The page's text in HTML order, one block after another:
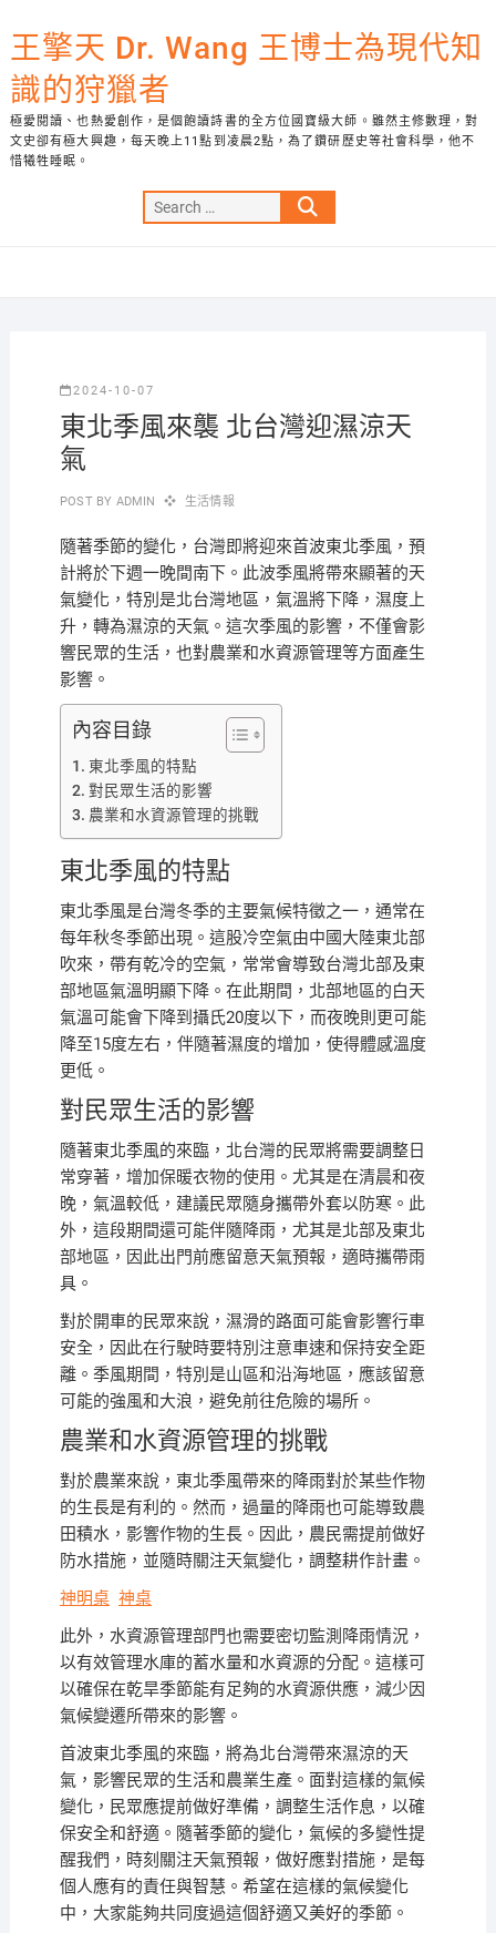
to
content
王擎天 Dr. Wang 王博士為現代知
識的狩獵者
極愛閱讀、也熱愛創作，是個飽讀詩書的全方位國寶級大師。雖然主修數理，對
文史卻有極大興趣，每天晚上11點到凌晨2點，為了鑽研歷史等社會科學，他不
惜犧牲睡眠。
Search
…
2024-10-07
東北季風來襲 北台灣迎濕涼天
氣
POST BY ADMIN 生活情報
隨著季節的變化，台灣即將迎來首波東北季風，預
計將於下週一晚間南下。此波季風將帶來顯著的天
氣變化，特別是北台灣地區，氣溫將下降，濕度上
升，轉為濕涼的天氣。這次季風的影響，不僅會影
響民眾的生活，也對農業和水資源管理等方面產生
影響。
內容目錄
東北季風的特點
對民眾生活的影響
農業和水資源管理的挑戰
東北季風的特點
東北季風是台灣冬季的主要氣候特徵之一，通常在
每年秋冬季節出現。這股冷空氣由中國大陸東北部
吹來，帶有乾冷的空氣，常常會導致台灣北部及東
部地區氣溫明顯下降。在此期間，北部地區的白天
氣溫可能會下降到攝氏20度以下，而夜晚則更可能
降至15度左右，伴隨著濕度的增加，使得體感溫度
更低。
對民眾生活的影響
隨著東北季風的來臨，北台灣的民眾將需要調整日
常穿著，增加保暖衣物的使用。尤其是在清晨和夜
晚，氣溫較低，建議民眾隨身攜帶外套以防寒。此
外，這段期間還可能伴隨降雨，尤其是北部及東北
部地區，因此出門前應留意天氣預報，適時攜帶雨
具。
對於開車的民眾來說，濕滑的路面可能會影響行車
安全，因此在行駛時要特別注意車速和保持安全距
離。季風期間，特別是山區和沿海地區，應該留意
可能的強風和大浪，避免前往危險的場所。
農業和水資源管理的挑戰
對於農業來說，東北季風帶來的降雨對於某些作物
的生長是有利的。然而，過量的降雨也可能導致農
田積水，影響作物的生長。因此，農民需提前做好
防水措施，並隨時關注天氣變化，調整耕作計畫。
神明桌 神桌
此外，水資源管理部門也需要密切監測降雨情況，
以有效管理水庫的蓄水量和水資源的分配。這樣可
以確保在乾旱季節能有足夠的水資源供應，減少因
氣候變遷所帶來的影響。
首波東北季風的來臨，將為北台灣帶來濕涼的天
氣，影響民眾的生活和農業生產。面對這樣的氣候
變化，民眾應提前做好準備，調整生活作息，以確
保安全和舒適。隨著季節的變化，氣候的多變性提
醒我們，時刻關注天氣預報，做好應對措施，是每
個人應有的責任與智慧。希望在這樣的氣候變化
中，大家能夠共同度過這個舒適又美好的季節。